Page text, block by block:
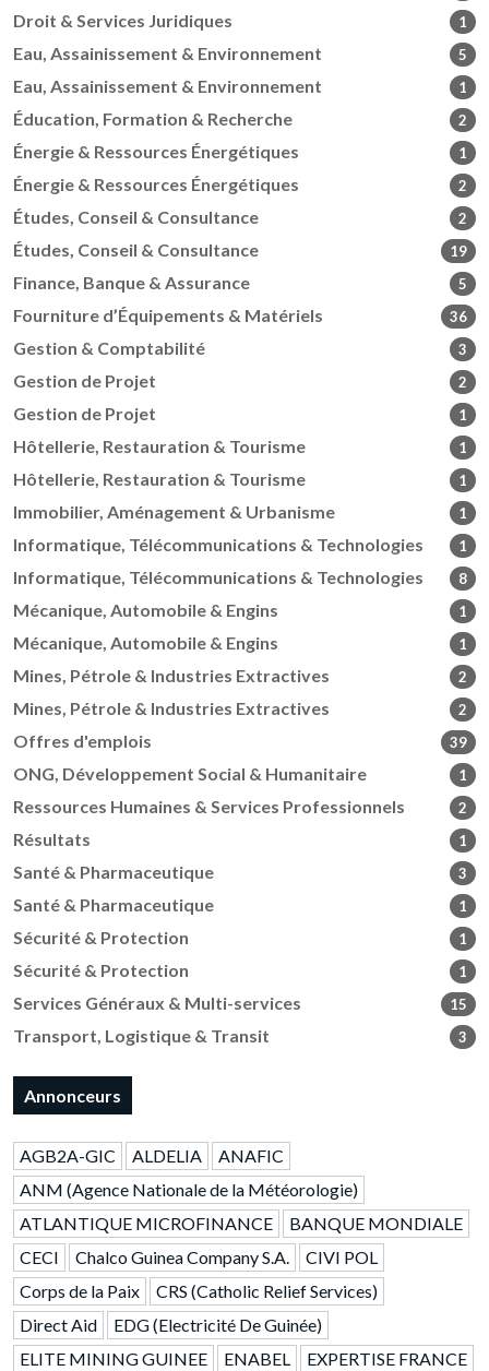
Droit & Services Juridiques 1
Eau, Assainissement & Environnement 5
Eau, Assainissement & Environnement 1
Éducation, Formation & Recherche 2
Énergie & Ressources Énergétiques 1
Énergie & Ressources Énergétiques 2
Études, Conseil & Consultance 2
Études, Conseil & Consultance 19
Finance, Banque & Assurance 5
Fourniture d’Équipements & Matériels 36
Gestion & Comptabilité 3
Gestion de Projet 2
Gestion de Projet 1
Hôtellerie, Restauration & Tourisme 1
Hôtellerie, Restauration & Tourisme 1
Immobilier, Aménagement & Urbanisme 1
Informatique, Télécommunications & Technologies 1
Informatique, Télécommunications & Technologies 8
Mécanique, Automobile & Engins 1
Mécanique, Automobile & Engins 1
Mines, Pétrole & Industries Extractives 2
Mines, Pétrole & Industries Extractives 2
Offres d'emplois 39
ONG, Développement Social & Humanitaire 1
Ressources Humaines & Services Professionnels 2
Résultats 1
Santé & Pharmaceutique 3
Santé & Pharmaceutique 1
Sécurité & Protection 1
Sécurité & Protection 1
Services Généraux & Multi-services 15
Transport, Logistique & Transit 3
Annonceurs
AGB2A-GIC ALDELIA
ANAFIC
ANM (Agence Nationale de la Météorologie)
ATLANTIQUE MICROFINANCE
BANQUE MONDIALE
CECI
Chalco Guinea Company S.A.
CIVI POL
Corps de la Paix
CRS (Catholic Relief Services)
Direct Aid
EDG (Electricité De Guinée)
ELITE MINING GUINEE
ENABEL EXPERTISE FRANCE